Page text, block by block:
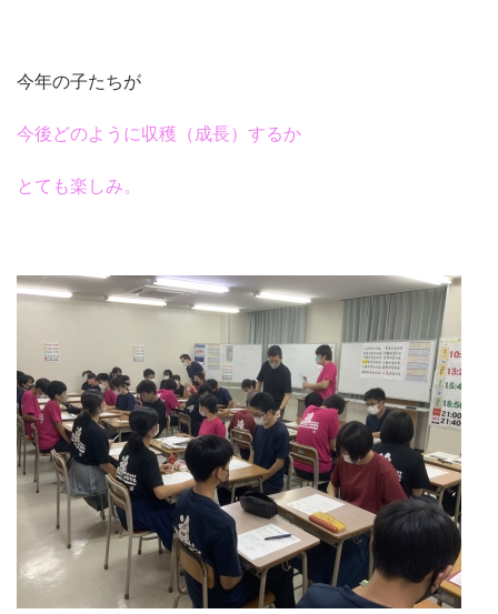
今年の子たちが
今後どのように収穫（成長）するか
とても楽しみ。